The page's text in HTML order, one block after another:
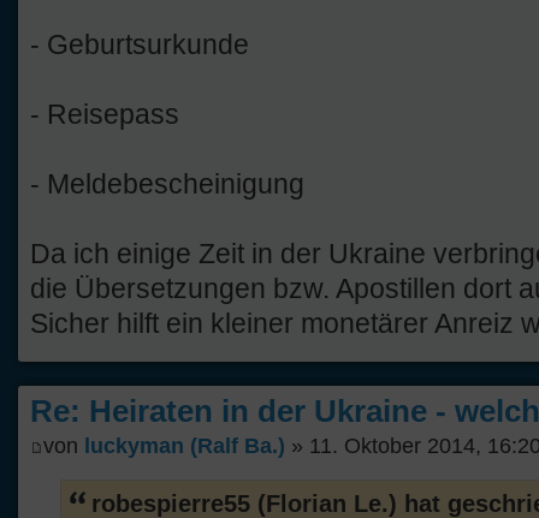
- Geburtsurkunde
- Reisepass
- Meldebescheinigung
Da ich einige Zeit in der Ukraine
die Übersetzungen bzw. Apostillen dort
Sicher hilft ein kleiner monetärer Anreiz
Re: Heiraten in der Ukraine -
von luckyman (Ralf Ba.) » 11. Oktober 2014,
robespierre55 (Florian Le.) hat